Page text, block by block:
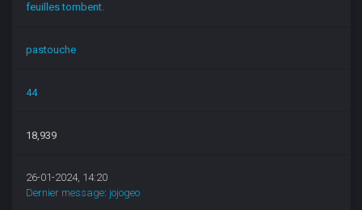
feuilles tombent.
pastouche
44
18,939
26-01-2024, 14:20
Dernier message: jojogeo